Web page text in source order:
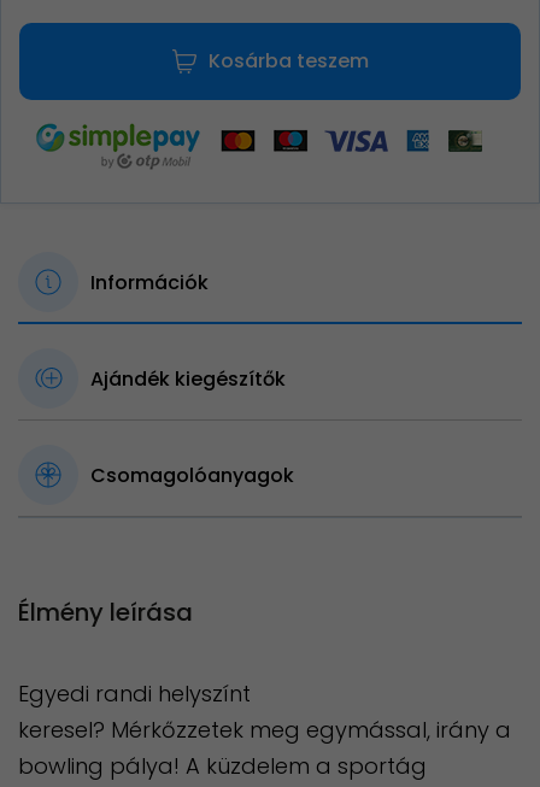
Kosárba teszem
Információk
Ajándék kiegészítők
Csomagolóanyagok
Élmény leírása
Egyedi randi helyszínt
keresel? Mérkőzzetek meg egymással, irány a
bowling pálya! A küzdelem a sportág